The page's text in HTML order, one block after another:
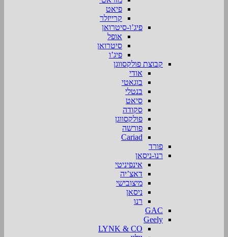
פיאט
קרייזלר
פיג’ו-סיטרואן
אופל
סיטרואן
פיג’ו
קבוצת פולקסווגן
אודי
בוגאטי
בנטלי
סיאט
סקודה
פולקסווגן
פורשה
Cariad
פורד
רנו-ניסאן
אינפיניטי
דאצ’יה
מיצובישי
ניסאן
רנו
GAC
Geely
LYNK & CO